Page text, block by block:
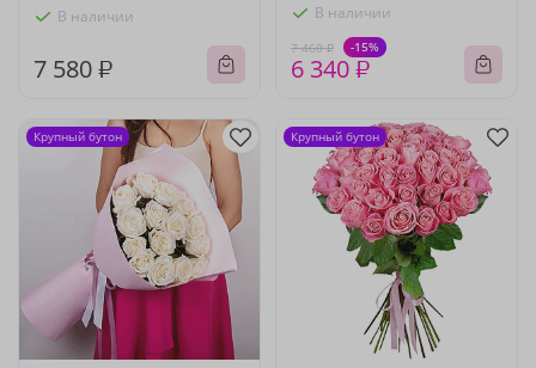
В наличии
7 580 ₽
В наличии
7 460 ₽ -15%
6 340 ₽
Крупный бутон Крупный бутон